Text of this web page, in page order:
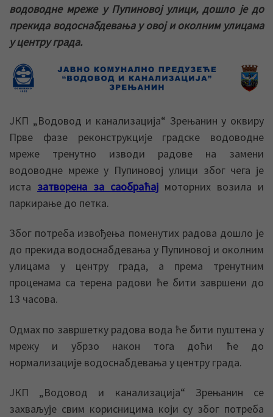
водоводне мреже у Пупиновој улици, дошло је до
прекида водоснабдевања у овој и околним улицама
у центру града.
ЈКП „Водовод и канализација“ Зрењанин у оквиру
Прве фазе реконструкције градске водоводне
мреже тренутно изводи радове на замени
водоводне мреже у Пупиновој улици због чега је
иста затворена за саобраћај моторних возила и
паркирање до петка.
Због потреба извођења поменутих радова дошло је
до прекида водоснабдевања у Пупиновој и околним
улицама у центру града, а према тренутним
проценама са терена радови ће бити завршени до
13 часова.
Одмах по завршетку радова вода ће бити пуштена у
мрежу и убрзо након тога доћи ће до
нормализације водоснабдевања у центру града.
ЈКП „Водовод и канализација“ Зрењанин се
захваљује свим корисницима који су због потреба